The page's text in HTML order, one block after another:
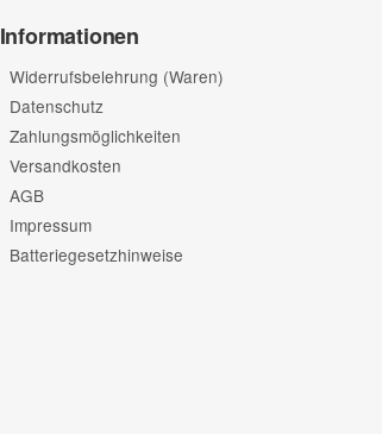
Informationen
Widerrufsbelehrung (Waren)
Datenschutz
Zahlungsmöglichkeiten
Versandkosten
AGB
Impressum
Batteriegesetzhinweise